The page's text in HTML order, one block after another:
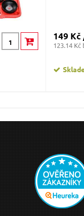
149 Kč
123.14 Kč